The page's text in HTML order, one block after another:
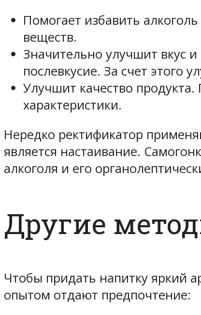
Помогает избавить
веществ.
Значительно улучшит вкус
послевкусие. За счет этого
Улучшит качество
характеристики.
Нередко ректификатор
является настаивание.
алкоголя и его
Другие
Чтобы придать напитку яркий
опытом отдают предпочтение: